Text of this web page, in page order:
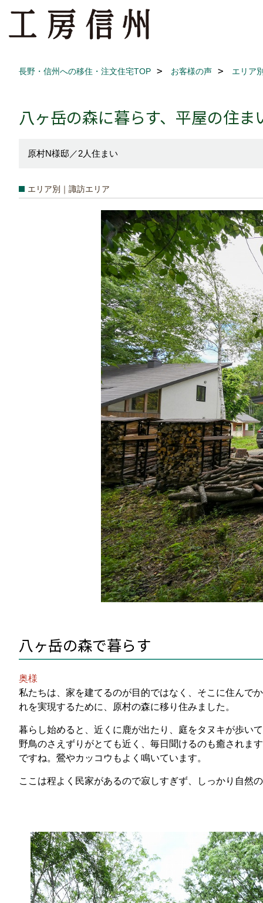
長野・信州への移住・注文住宅TOP お客様の声 エリア
八ヶ岳の森に暮らす、平屋の住ま
原村N様邸／2人住まい
エリア別｜諏訪エリア
八ヶ岳の森で暮らす
奥様
私たちは、家を建てるのが目的ではなく、そこに住んで
れを実現するために、原村の森に移り住みました。
暮らし始めると、近くに鹿が出たり、庭をタヌキが歩い
野鳥のさえずりがとても近く、毎日聞けるのも癒されま
ですね。鶯やカッコウもよく鳴いています。
ここは程よく民家があるので寂しすぎず、しっかり自然